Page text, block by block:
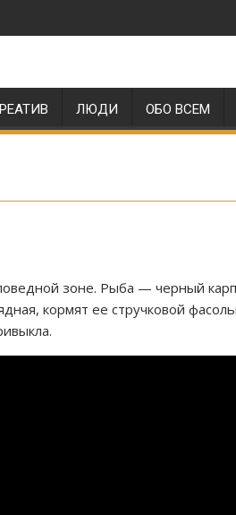
ЛЮДИ ОБО ВСЕМ
зоне. Рыба — черный
кормят ее стручковой